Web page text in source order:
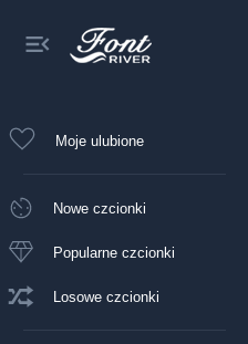
Moje ulubione
Nowe czcionki
Popularne czcionki
Losowe czcionki